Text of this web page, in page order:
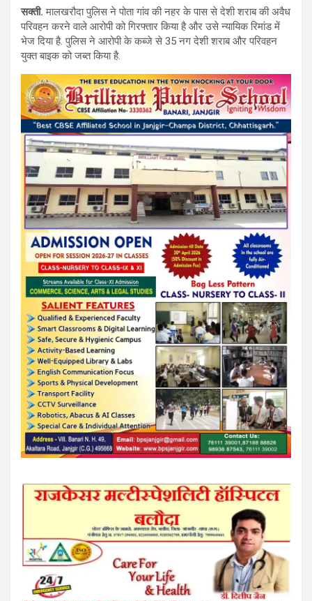
ce
b
o
o
k
tt
er
at
s
A
p
p
e
gr
a
m
सक्ती. मालखरौदा पुलिस ने पोता गांव की नहर के पास से देशी शराब की अवैध
परिवहन करने वाले आरोपी को गिरफ्तार किया है और उसे न्यायिक रिमांड में
भेज दिया है. पुलिस ने आरोपी के कब्जे से 35 नग देशी शराब और परिवहन
युक्त बाइक को जब्त किया है.